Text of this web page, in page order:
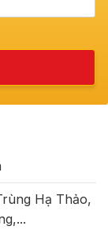
Hạ Thảo,